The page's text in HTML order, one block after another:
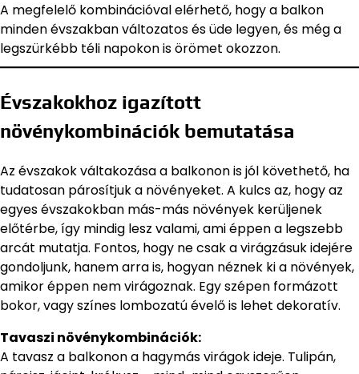
A megfelelő kombinációval elérhető, hogy a balkon
minden évszakban változatos és üde legyen, és még a
legszürkébb téli napokon is örömet okozzon.
Évszakokhoz igazított
növénykombinációk bemutatása
Az évszakok váltakozása a balkonon is jól követhető, ha
tudatosan párosítjuk a növényeket. A kulcs az, hogy az
egyes évszakokban más-más növények kerüljenek
előtérbe, így mindig lesz valami, ami éppen a legszebb
arcát mutatja. Fontos, hogy ne csak a virágzásuk idejére
gondoljunk, hanem arra is, hogyan néznek ki a növények,
amikor éppen nem virágoznak. Egy szépen formázott
bokor, vagy színes lombozatú évelő is lehet dekoratív.
Tavaszi növénykombinációk:
A tavasz a balkonon a hagymás virágok ideje. Tulipán,